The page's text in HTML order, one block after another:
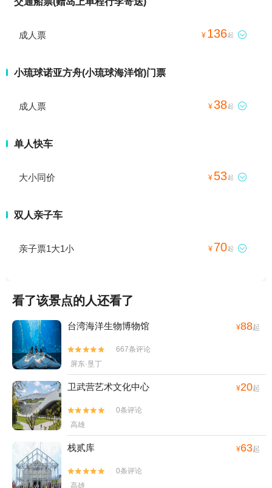
成人票 ¥ 136起 
小琉球诺亚方舟(小琉球海洋馆)门票
成人票 ¥38起 
单人快车
大小同价 ¥ 53起 
双人亲子车
亲子票1大1小 ¥ 70起 
看了该景点的人还看了
台湾海洋生物博物馆 ¥88起


667条评论
屏东·垦丁
卫武营艺术文化中心 ¥20起


0条评论
高雄
栈贰库 ¥63起


0条评论
高雄